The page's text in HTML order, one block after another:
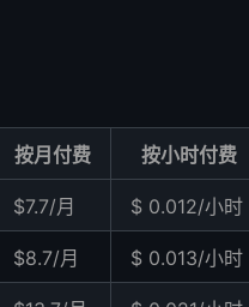
按月付费 按小时付费
$7.7/月 $ 0.012/小时
$8.7/月 $ 0.013/小时